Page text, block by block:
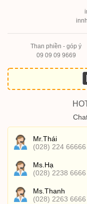
Than phiền - góp ý
09 09 09 9669
Mr.Thái
(028) 224 66666
Ms.Hạ
(028) 2238 6666
Ms.Thanh
(028) 2263 6666